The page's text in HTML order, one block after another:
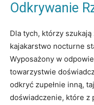
Odkrywanie
Dla tych, którzy
kajakarstwo nocturne
Wyposażony w
towarzystwie
odkryć zupełnie inną,
doświadczenie, które z